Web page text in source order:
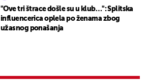
"Ove tri štrace došle su u klub…": Splitska
influencerica oplela po ženama zbog
užasnog ponašanja